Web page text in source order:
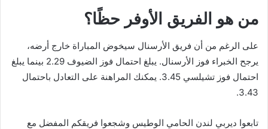
من هو الفريق الأوفر حظًا؟
على الرغم من أن فريق الأرسنال سيخوض المباراة خارج أرضه،
يرجح الخبراء فوز الأرسنال. يبلغ احتمال فوز الضيوف 2.29 بينما يبلغ
احتمال فوز تشيلسي 3.45. يمكنك المراهنة على التعادل باحتمال
3.43.
تابعوا ديربي لندن الحامي الوطيس وشجعوا فريقكم المفضل مع